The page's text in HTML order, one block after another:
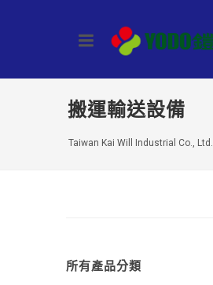
搬運輸送設備
Taiwan Kai Will Industrial Co., Ltd.
所有產品分類